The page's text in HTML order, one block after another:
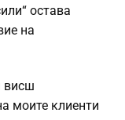
остава
на
висш
моите клиенти